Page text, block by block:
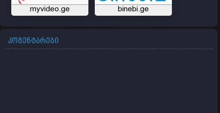
myvideo.ge binebi.ge
კომენტარები